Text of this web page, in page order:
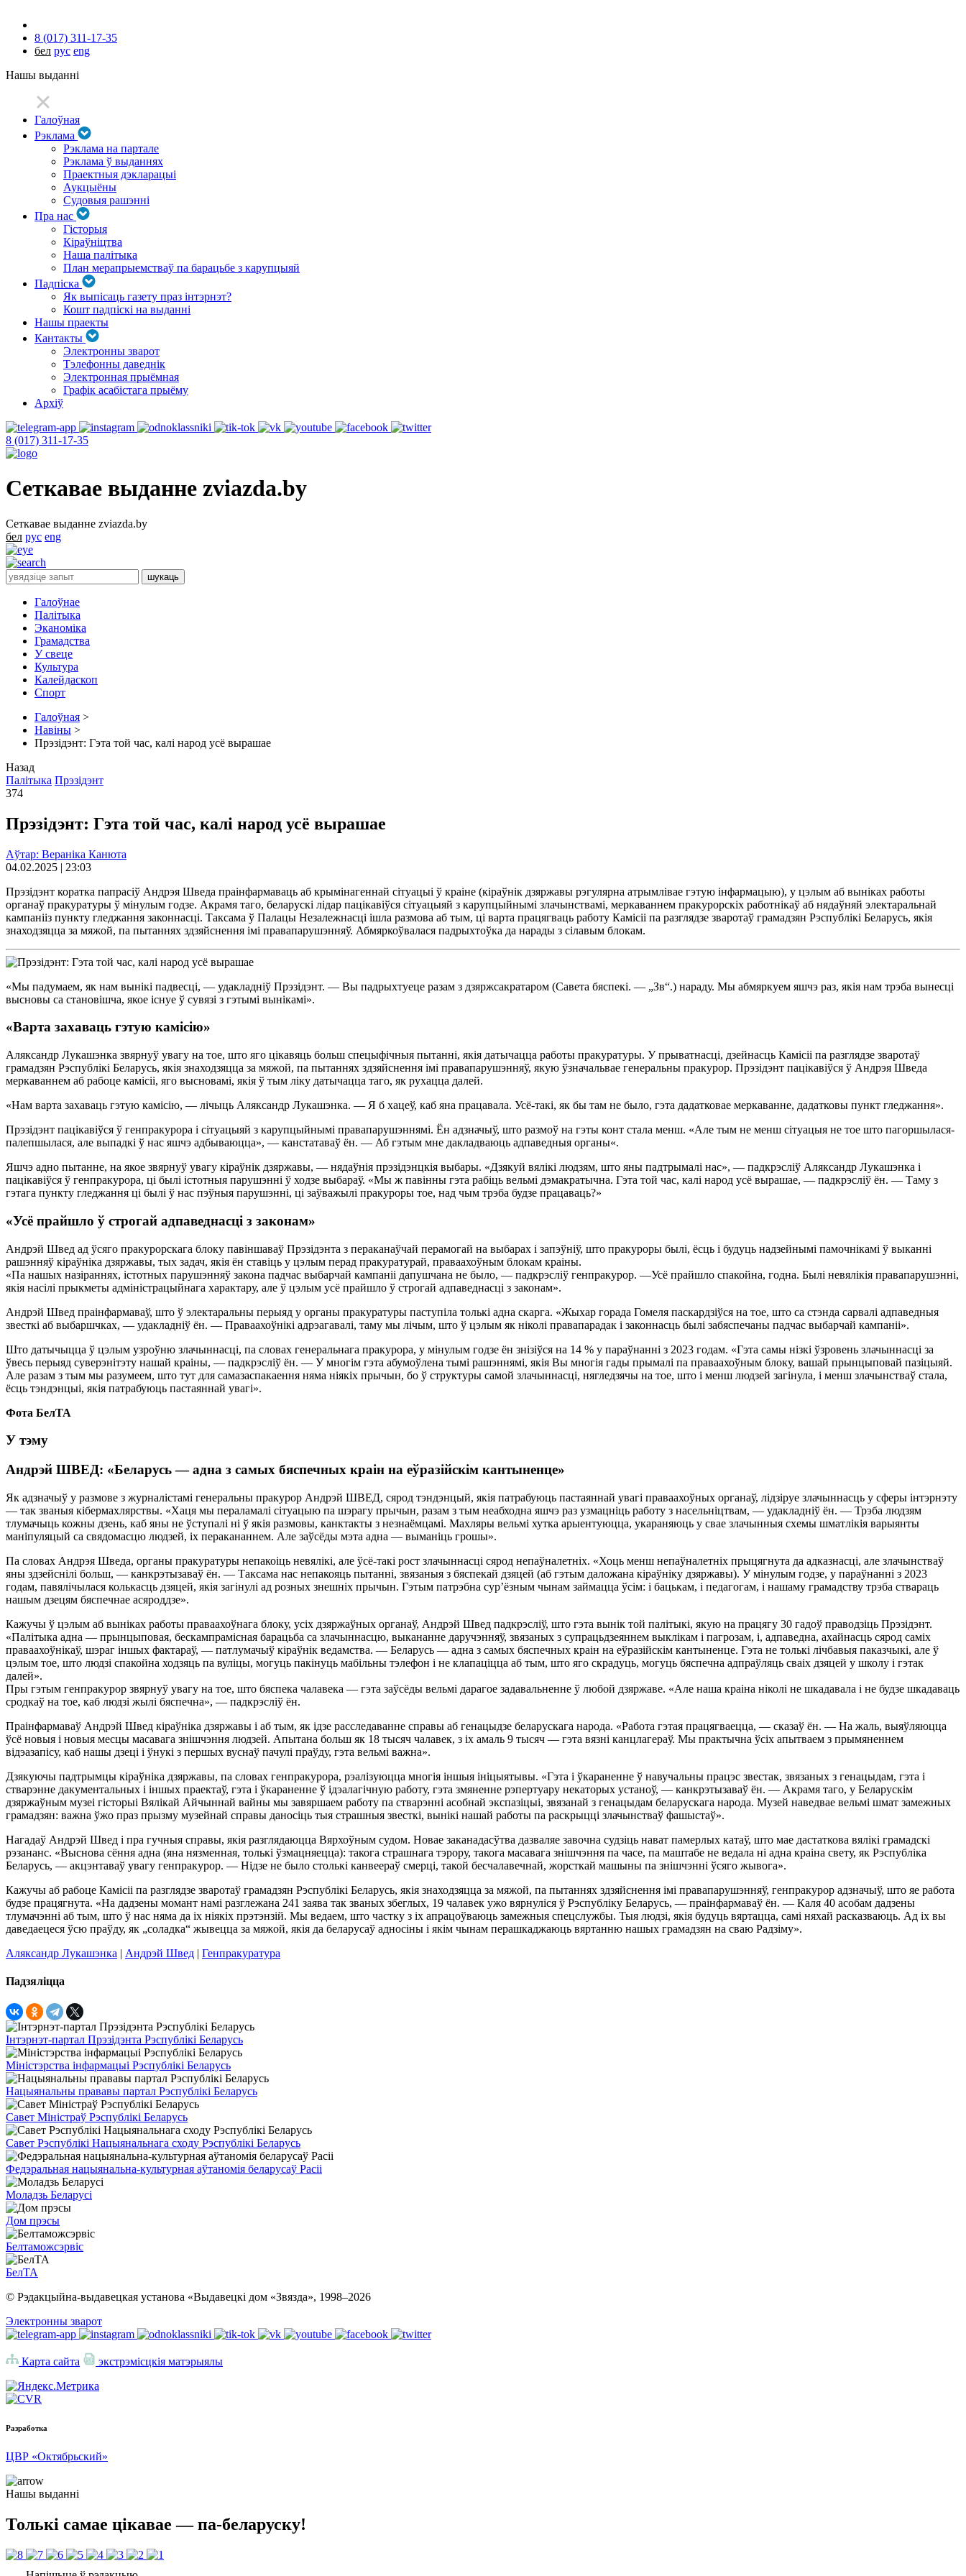
8 (017) 311-17-35
бел рус eng
Нашы выданні
Галоўная
Рэклама
Рэклама на партале
Рэклама ў выданнях
Праектныя дэкларацыі
Аукцыёны
Судовыя рашэнні
Пра нас
Гісторыя
Кіраўніцтва
Наша палітыка
План мерапрыемстваў па барацьбе з карупцыяй
Падпіска
Як выпісаць газету праз інтэрнэт?
Кошт падпіскі на выданні
Нашы праекты
Кантакты
Электронны зварот
Тэлефонны даведнік
Электронная прыёмная
Графік асабістага прыёму
Архіў
8 (017) 311-17-35
Сеткавае выданне zviazda.by
Сеткавае выданне zviazda.by
бел рус eng
Галоўнае
Палітыка
Эканоміка
Грамадства
У свеце
Культура
Калейдаскоп
Спорт
Галоўная >
Навіны >
Прэзідэнт: Гэта той час, калі народ усё вырашае
Назад
Палітыка Прэзідэнт
374
Прэзідэнт: Гэта той час, калі народ усё вырашае
Аўтар: Вераніка Канюта
04.02.2025 | 23:03
Прэзідэнт коратка папрасіў Андрэя Шведа праінфармаваць аб крымінагеннай сітуацыі ў краіне (кіраўнік дзяржавы рэгулярна атрымлівае гэтую інфармацыю), у цэлым аб выніках работы
органаў пракуратуры ў мінулым годзе. Акрамя таго, беларускі лідар пацікавіўся сітуацыяй з карупцыйнымі злачынствамі, меркаваннем пракурорскіх работнікаў аб нядаўняй электаральнай
кампанііз пункту гледжання законнасці. Таксама ў Палацы Незалежнасці ішла размова аб тым, ці варта працягваць работу Камісіі па разглядзе зваротаў грамадзян Рэспублікі Беларусь, якія
знаходзяцца за мяжой, па пытаннях здзяйснення імі правапарушэнняў. Абмяркоўвалася падрыхтоўка да нарады з сілавым блокам.
«Мы падумаем, як нам вынікі падвесці, — удакладніў Прэзідэнт. — Вы падрыхтуеце разам з дзяржсакратаром (Савета бяспекі. — „Зв“.) нараду. Мы абмяркуем яшчэ раз, якія нам трэба вынесці
высновы са становішча, якое існуе ў сувязі з гэтымі вынікамі».
«Варта захаваць гэтую камісію»
Аляксандр Лукашэнка звярнуў увагу на тое, што яго цікавяць больш спецыфічныя пытанні, якія датычацца работы пракуратуры. У прыватнасці, дзейнасць Камісіі па разглядзе зваротаў
грамадзян Рэспублікі Беларусь, якія знаходзяцца за мяжой, па пытаннях здзяйснення імі правапарушэнняў, якую ўзначальвае генеральны пракурор. Прэзідэнт пацікавіўся ў Андрэя Шведа
меркаваннем аб рабоце камісіі, яго высновамі, якія ў тым ліку датычацца таго, як рухацца далей.
«Нам варта захаваць гэтую камісію, — лічыць Аляксандр Лукашэнка. — Я б хацеў, каб яна працавала. Усё-такі, як бы там не было, гэта дадатковае меркаванне, дадатковы пункт гледжання».
Прэзідэнт пацікавіўся ў генпракурора і сітуацыяй з карупцыйнымі правапарушэннямі. Ён адзначыў, што размоў на гэты конт стала менш. «Але тым не менш сітуацыя не тое што пагоршылася-
палепшылася, але выпадкі ў нас яшчэ адбываюцца», — канстатаваў ён. — Аб гэтым мне дакладваюць адпаведныя органы«.
Яшчэ адно пытанне, на якое звярнуў увагу кіраўнік дзяржавы, — нядаўнія прэзідэнцкія выбары. «Дзякуй вялікі людзям, што яны падтрымалі нас», — падкрэсліў Аляксандр Лукашэнка і
пацікавіўся ў генпракурора, ці былі істотныя парушэнні ў ходзе выбараў. «Мы ж павінны гэта рабіць вельмі дэмакратычна. Гэта той час, калі народ усё вырашае, — падкрэсліў ён. — Таму з
гэтага пункту гледжання ці былі ў нас пэўныя парушэнні, ці заўважылі пракуроры тое, над чым трэба будзе працаваць?»
«Усё прайшло ў строгай адпаведнасці з законам»
Андрэй Швед ад ўсяго пракурорскага блоку павіншаваў Прэзідэнта з пераканаўчай перамогай на выбарах і запэўніў, што пракуроры былі, ёсць і будуць надзейнымі памочнікамі ў выканні
рашэнняў кіраўніка дзяржавы, тых задач, якія ён ставіць у цэлым перад пракуратурай, праваахоўным блокам краіны.
«Па нашых назіраннях, істотных парушэнняў закона падчас выбарчай кампаніі дапушчана не было, — падкрэсліў генпракурор. —Усё прайшло спакойна, годна. Былі невялікія правапарушэнні,
якія насілі прыкметы адміністрацыйнага характару, але ў цэлым усё прайшло ў строгай адпаведнасці з законам».
Андрэй Швед праінфармаваў, што ў электаральны перыяд у органы пракуратуры паступіла толькі адна скарга. «Жыхар горада Гомеля паскардзіўся на тое, што са стэнда сарвалі адпаведныя
звесткі аб выбаршчках, — удакладніў ён. — Праваахоўнікі адрэагавалі, таму мы лічым, што ў цэлым як ніколі правапарадак і законнасць былі забяспечаны падчас выбарчай кампаніі».
Што датычыцца ў цэлым узроўню злачыннасці, па словах генеральнага пракурора, у мінулым годзе ён знізіўся на 14 % у параўнанні з 2023 годам. «Гэта самы нізкі ўзровень злачыннасці за
ўвесь перыяд суверэнітэту нашай краіны, — падкрэсліў ён. — У многім гэта абумоўлена тымі рашэннямі, якія Вы многія гады прымалі па праваахоўным блоку, вашай прынцыповай пазіцыяй.
Але разам з тым мы разумеем, што тут для самазаспакаення няма ніякіх прычын, бо ў структуры самой злачыннасці, нягледзячы на тое, што і менш людзей загінула, і менш злачынстваў стала,
ёсць тэндэнцыі, якія патрабуюць пастаяннай увагі».
Фота БелТА
У тэму
Андрэй ШВЕД: «Беларусь — адна з самых бяспечных краін на еўразійскім кантыненце»
Як адзначыў у размове з журналістамі генеральны пракурор Андрэй ШВЕД, сярод тэндэнцый, якія патрабуюць пастаяннай увагі праваахоўных органаў, лідзіруе злачыннасць у сферы інтэрнэту
— так званыя кібермахлярствы. «Хаця мы пераламалі сітуацыю па шэрагу прычын, разам з тым неабходна яшчэ раз узмацніць работу з насельніцтвам, — удакладніў ён. — Трэба людзям
тлумачыць кожны дзень, каб яны не ўступалі ні ў якія размовы, канктакты з незнаёмцамі. Махляры вельмі хутка арыентуюцца, укараняюць у свае злачынныя схемы шматлікія варыянты
маніпуляцый са свядомасцю людзей, іх перакананнем. Але заўсёды мэта адна — выманіць грошы».
Па словах Андрэя Шведа, органы пракуратуры непакоіць невялікі, але ўсё-такі рост злачыннасці сярод непаўналетніх. «Хоць менш непаўналетніх прыцягнута да адказнасці, але злачынстваў
яны здзейснілі больш, — канкрэтызаваў ён. — Таксама нас непакояць пытанні, звязаныя з бяспекай дзяцей (аб гэтым даложана кіраўніку дзяржавы). У мінулым годзе, у параўнанні з 2023
годам, павялічылася колькасць дзяцей, якія загінулі ад розных знешніх прычын. Гэтым патрэбна сур’ёзным чынам займацца ўсім: і бацькам, і педагогам, і нашаму грамадству трэба ствараць
нашым дзецям бяспечнае асяроддзе».
Кажучы ў цэлым аб выніках работы праваахоўнага блоку, усіх дзяржаўных органаў, Андрэй Швед падкрэсліў, што гэта вынік той палітыкі, якую на працягу 30 гадоў праводзіць Прэзідэнт.
«Палітыка адна — прынцыповая, бескампрамісная барацьба са злачыннасцю, выкананне даручэнняў, звязаных з супрацьдзеяннем выклікам і пагрозам, і, адпаведна, ахайнасць сярод саміх
праваахоўнікаў, шэраг іншых фактараў, — патлумачыў кіраўнік ведамства. — Беларусь — адна з самых бяспечных краін на еўразійскім кантыненце. Гэта не толькі лічбавыя паказчыкі, але ў
цэлым тое, што людзі спакойна ходзяць па вуліцы, могуць пакінуць мабільны тэлефон і не клапаціцца аб тым, што яго скрадуць, могуць бяспечна адпраўляць сваіх дзяцей у школу і гэтак
далей».
Пры гэтым генпракурор звярнуў увагу на тое, што бяспека чалавека — гэта заўсёды вельмі дарагое задавальненне ў любой дзяржаве. «Але наша краіна ніколі не шкадавала і не будзе шкадаваць
сродкаў на тое, каб людзі жылі бяспечна», — падкрэсліў ён.
Праінфармаваў Андрэй Швед кіраўніка дзяржавы і аб тым, як ідзе расследаванне справы аб генацыдзе беларускага народа. «Работа гэтая працягваецца, — сказаў ён. — На жаль, выяўляюцца
ўсё новыя і новыя месцы масавага знішчэння людзей. Апытана больш як 18 тысяч чалавек, з іх амаль 9 тысяч — гэта вязні канцлагераў. Мы практычна ўсіх апытваем з прымяненнем
відэазапісу, каб нашы дзеці і ўнукі з першых вуснаў пачулі праўду, гэта вельмі важна».
Дзякуючы падтрымцы кіраўніка дзяржавы, па словах генпракурора, рэалізуюцца многія іншыя ініцыятывы. «Гэта і ўкараненне ў навучальны працэс звестак, звязаных з генацыдам, гэта і
стварэнне дакументальных і іншых праектаў, гэта і ўкараненне ў ідэалагічную работу, гэта змяненне рэпертуару некаторых устаноў, — канкрэтызаваў ён. — Акрамя таго, у Беларускім
дзяржаўным музеі гісторыі Вялікай Айчыннай вайны мы завяршаем работу па стварэнні асобнай экспазіцыі, звязанай з генацыдам беларускага народа. Музей наведвае вельмі шмат замежных
грамадзян: важна ўжо праз прызму музейнай справы даносіць тыя страшныя звесткі, вынікі нашай работы па раскрыцці злачынстваў фашыстаў».
Нагадаў Андрэй Швед і пра гучныя справы, якія разглядаюцца Вярхоўным судом. Новае заканадасўтва дазваляе завочна судзіць нават памерлых катаў, што мае дастаткова вялікі грамадскі
рэзананс. «Выснова сёння адна (яна нязменная, толькі ўзмацняецца): такога страшнага тэрору, такога масавага знішчэння па часе, па маштабе не ведала ні адна краіна свету, як Рэспубліка
Беларусь, — акцэнтаваў увагу генпракурор. — Нідзе не было столькі канвеераў смерці, такой бесчалавечнай, жорсткай машыны па знішчэнні ўсяго жывога».
Кажучы аб рабоце Камісіі па разглядзе зваротаў грамадзян Рэспублікі Беларусь, якія знаходзяцца за мяжой, па пытаннях здзяйснення імі правапарушэнняў, генпракурор адзначыў, што яе работа
будзе працягнута. «На дадзены момант намі разглежана 241 заява так званых збеглых, 19 чалавек ужо вярнуліся ў Рэспубліку Беларусь, — праінфармаваў ён. — Каля 40 асобам дадзены
тлумачэнні аб тым, што ў нас няма да іх ніякіх прэтэнзій. Мы ведаем, што частку з іх апрацоўваюць замежныя спецслужбы. Тыя людзі, якія будуць вяртацца, самі няхай расказваюць. Ад іх вы
даведаецеся ўсю праўду, як „соладка“ жывецца за мяжой, якія да беларусаў адносіны і якім чынам перашкаджаюць вяртанню нашых грамадзян на сваю Радзіму».
Аляксандр Лукашэнка | Андрэй Швед | Генпракуратура
Падзяліцца
Інтэрнэт-партал Прэзідэнта Рэспублікі Беларусь
Міністэрства інфармацыі Рэспублікі Беларусь
Нацыянальны прававы партал Рэспублікі Беларусь
Савет Міністраў Рэспублікі Беларусь
Савет Рэспублікі Нацыянальнага сходу Рэспублікі Беларусь
Федэральная нацыянальна-культурная аўтаномія беларусаў Расіі
Моладзь Беларусі
Дом прэсы
Белтаможсэрвіс
БелТА
© Рэдакцыйна-выдавецкая установа «Выдавецкі дом «Звязда», 1998–2026
Электронны зварот
Карта сайта экстрэмісцкія матэрыялы
Разработка
ЦВР «Октябрьский»
Нашы выданні
Толькі самае цікавае — па-беларуску!